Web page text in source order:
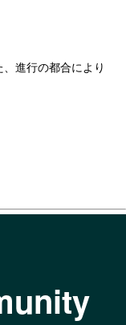
進行の都合により